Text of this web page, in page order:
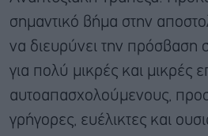
σημαντικό βήμα στην
να διευρύνει την πρόσβαση
για πολύ μικρές και μικρές
αυτοαπασχολούμενους,
γρήγορες, ευέλικτες και